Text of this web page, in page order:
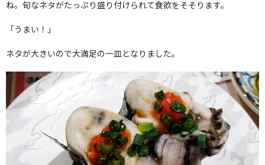
ね。旬なネタがたっぷり盛り付けられて食欲をそそります。
「うまい！」
ネタが大きいので大満足の一皿となりました。